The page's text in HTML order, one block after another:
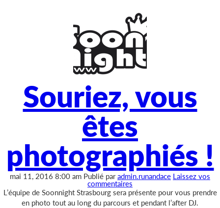
Souriez, vous
êtes
photographiés !
mai 11, 2016 8:00 am Publié paradmin.runandace Laissez vos
commentaires
L’équipe de Soonnight Strasbourg sera présente pour vous prendre
en photo tout au long du parcours et pendant l’after DJ.